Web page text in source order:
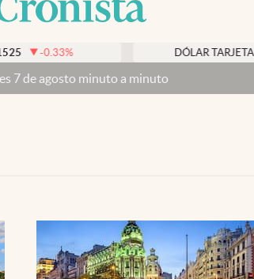
-0.33% DÓLAR TARJETA $
minuto a minuto